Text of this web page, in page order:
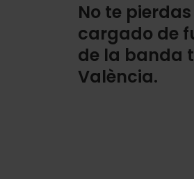
No te
cargado de
de la banda
València.